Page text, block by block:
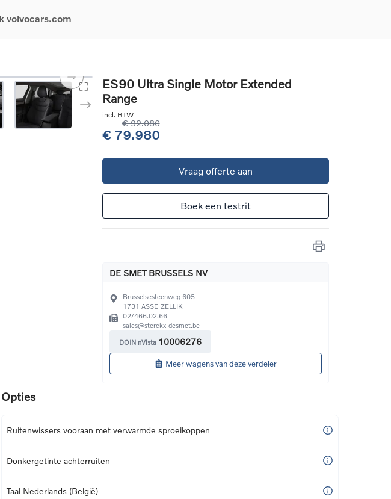
auto's
inhybride auto's
hybrid auto's
volvocars.com
Boek een onderhoud
Onderhoud & herstellingen
Overname van uw auto
24/7 Pechverhelping
ES90 Ultra Single Motor Extended
Range
incl. BTW
€ 92.080
€ 79.980
Vraag offerte aan
Boek een testrit
DE SMET BRUSSELS NV
Brusselsesteenweg 605
1731 ASSE-ZELLIK
02/466.02.66
sales@sterckx-desmet.be
DOIN nVista 10006276
Meer wagens van deze verdeler
Opties
Ruitenwissers vooraan met verwarmde sproeikoppen
Donkergetinte achterruiten
Taal Nederlands (België)